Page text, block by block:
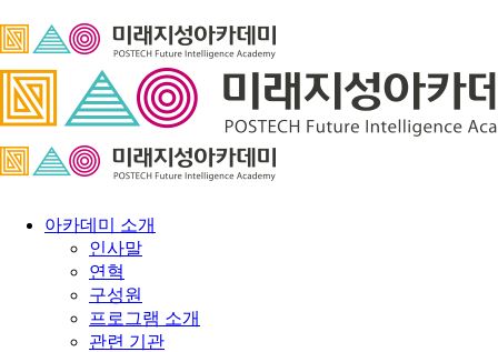
아카데미 소개
인사말
연혁
구성원
프로그램 소개
관련 기관